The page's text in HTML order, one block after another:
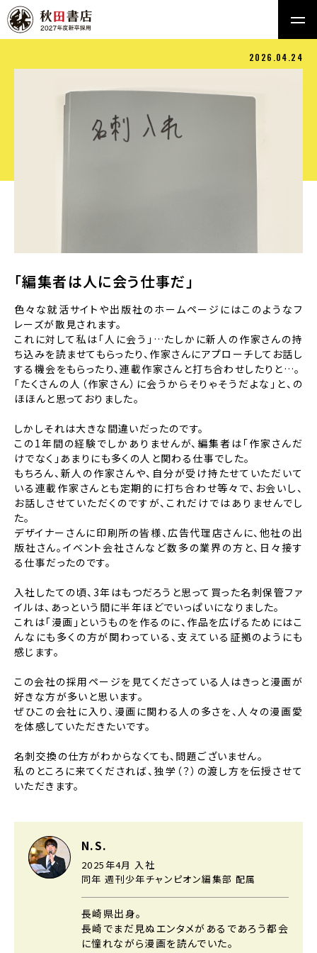
2026.04.24
「編集者は人に会う仕事だ」
色々な就活サイトや出版社のホームページにはこのようなフ
レーズが散見されます。
これに対して私は「人に会う」…たしかに新人の作家さんの持
ち込みを読ませてもらったり、作家さんにアプローチしてお話し
する機会をもらったり、連載作家さんと打ち合わせしたりと…。
「たくさんの人（作家さん）に会うからそりゃそうだよな」と、の
ほほんと思っておりました。
しかしそれは大きな間違いだったのです。
この1年間の経験でしかありませんが、編集者は「作家さんだ
けでなく」あまりにも多くの人と関わる仕事でした。
もちろん、新人の作家さんや、自分が受け持たせていただいて
いる連載作家さんとも定期的に打ち合わせ等々で、お会いし、
お話しさせていただくのですが、これだけではありませんでし
た。
デザイナーさんに印刷所の皆様、広告代理店さんに、他社の出
版社さん。イベント会社さんなど数多の業界の方と、日々接す
る仕事だったのです。
入社したての頃、3年はもつだろうと思って買った名刺保管ファ
イルは、あっという間に半年ほどでいっぱいになりました。
これは「漫画」というものを作るのに、作品を広げるためにはこ
んなにも多くの方が関わっている、支えている証拠のようにも
感じます。
この会社の採用ページを見てくださっている人はきっと漫画が
好きな方が多いと思います。
ぜひこの会社に入り、漫画に関わる人の多さを、人々の漫画愛
を体感していただきたいです。
名刺交換の仕方がわからなくても、問題ございません。
私のところに来てくだされば、独学（？）の渡し方を伝授させて
いただきます。
N.S.
2025年4月 入社
同年 週刊少年チャンピオン編集部 配属
長崎県出身。
長崎でまだ見ぬエンタメがあるであろう都会
に憧れながら漫画を読んでいた。